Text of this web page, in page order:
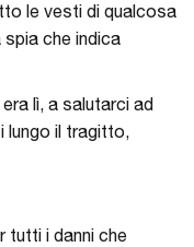
le vesti di qualcosa
che indica
lì, a salutarci ad
lungo il tragitto,
tutti i danni che